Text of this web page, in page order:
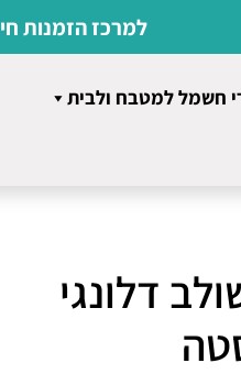
למרכז הזמנות
חשמל למטבח ולבית
דלונגי